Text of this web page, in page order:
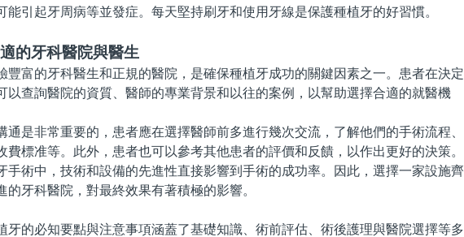
能引起牙周病等並發症。每天堅持刷牙和使用牙線是保護種植牙的好習慣。
的牙科醫院與醫生
富的牙科醫生和正規的醫院，是確保種植牙成功的關鍵因素之一。患者在決定
以查詢醫院的資質、醫師的專業背景和以往的案例，以幫助選擇合適的就醫機
非常重要的，患者應在選擇醫師前多進行幾次交流，了解他們的手術流程、
費標准等。此外，患者也可以參考其他患者的評價和反饋，以作出更好的決策。
術中，技術和設備的先進性直接影響到手術的成功率。因此，選擇一家設施齊
的牙科醫院，對最終效果有著積極的影響。
的必知要點與注意事項涵蓋了基礎知識、術前評估、術後護理與醫院選擇等多